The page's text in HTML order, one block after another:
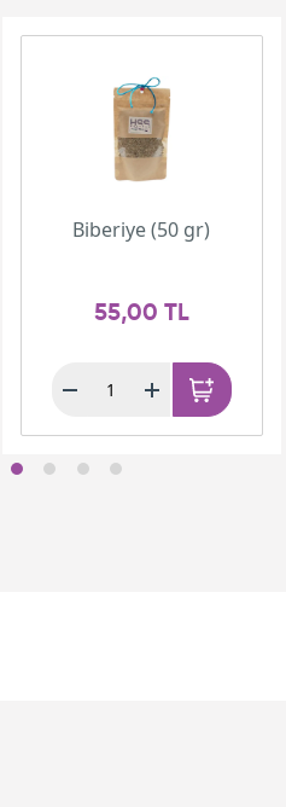
Biberiye (50 gr)
55,00 TL